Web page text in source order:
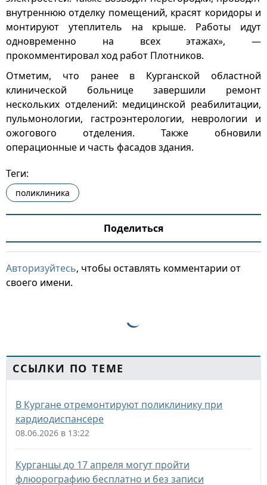
внутреннюю отделку помещений, красят коридоры и
монтируют утеплитель на крыше. Работы идут
одновременно на всех этажах», —
прокомментировал ход работ Плотников.
Отметим, что ранее в Курганской областной
клинической больнице завершили ремонт
нескольких отделений: медицинской реабилитации,
пульмонологии, гастроэнтерологии, неврологии и
ожогового отделения. Также обновили
операционные и часть фасадов здания.
Теги:
поликлиника
Поделиться
Авторизуйтесь, чтобы оставлять комментарии от
своего имени.
ССЫЛКИ ПО ТЕМЕ
В Кургане отремонтируют поликлинику при
кардиодиспансере
08.06.2026 в 13:22
Курганцы до 17 апреля могут пройти
флюорографию бесплатно и без записи